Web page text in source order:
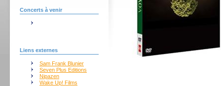
Concerts à venir
Liens externes
Sam Frank Blunier
Seven Plus Editions
Nipazen
Wake Up! Films